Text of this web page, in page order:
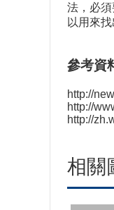
法，必
以用來
參考資
http://
http://
http://
相關